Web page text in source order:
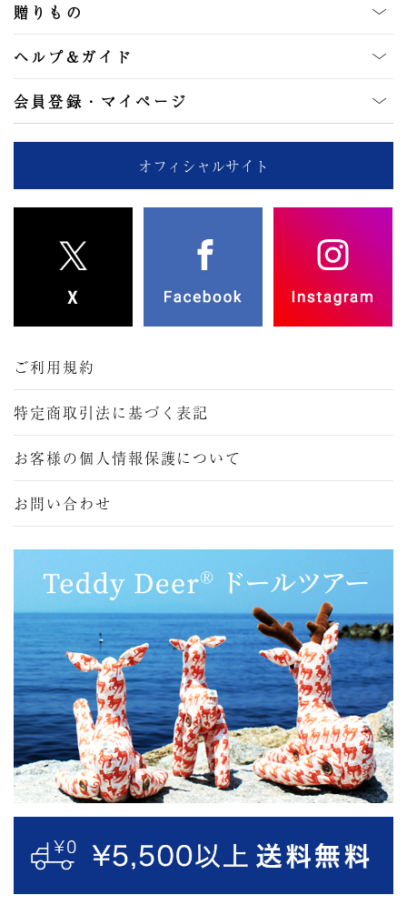
贈りもの
ヘルプ&ガイド
会員登録・マイページ
オフィシャルサイト
ご利用規約
特定商取引法に基づく表記
お客様の個人情報保護について
お問い合わせ